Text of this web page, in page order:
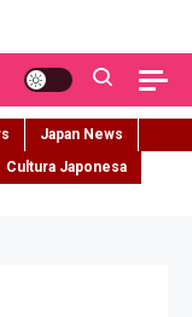
Japan News
Cultura Japonesa